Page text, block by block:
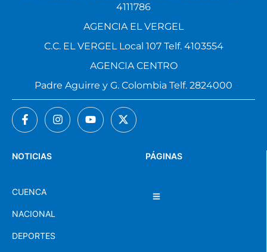
PÁGINAS
NOTICIAS
CUENCA
NACIONAL
DEPORTES
4111786
AGENCIA EL VERGEL
C.C. EL VERGEL Local 107 Telf. 4103554
AGENCIA CENTRO
Padre Aguirre y G. Colombia Telf. 2824000